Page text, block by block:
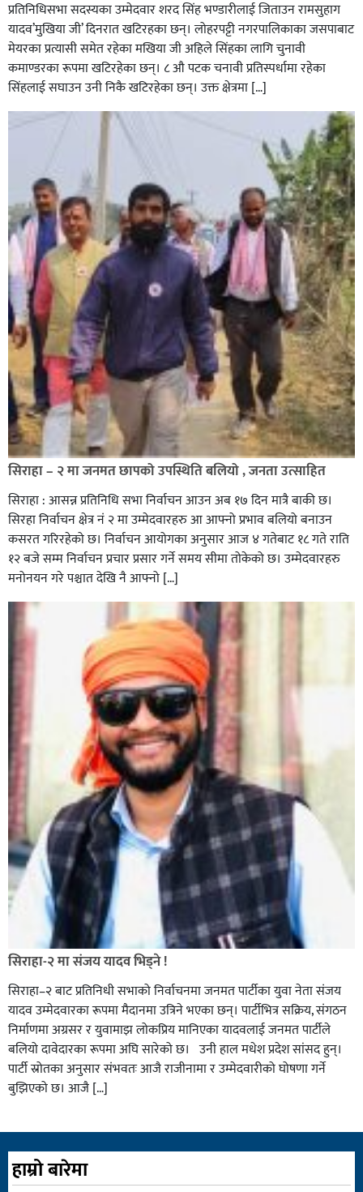
सिराहाको औरहीमा जेन-जी भेला सम्पन्न
प्रतिनिधिसभा सदस्यका उम्मेदवार शरद सिंह भण्डारीलाई जिताउन रामसुहाग
यादव’मुखिया जी’ दिनरात खटिरहका छन्। लोहरपट्टी नगरपालिकाका जसपाबाट
मेयरका प्रत्यासी समेत रहेका मखिया जी अहिले सिंहका लागि चुनावी
कमाण्डरका रूपमा खटिरहेका छन्। ८ औ पटक चनावी प्रतिस्पर्धामा रहेका
सिंहलाई सघाउन उनी निकै खटिरहेका छन्। उक्त क्षेत्रमा […]
सिराहा – २ मा जनमत छापको उपस्थिति बलियो , जनता उत्साहित
सिराहा : आसन्न प्रतिनिधि सभा निर्वाचन आउन अब १७ दिन मात्रै बाकी छ।
सिरहा निर्वाचन क्षेत्र नं २ मा उम्मेदवारहरु आ आफ्नो प्रभाव बलियो बनाउन
कसरत गरिरहेको छ। निर्वाचन आयोगका अनुसार आज ४ गतेबाट १८ गते राति
१२ बजे सम्म निर्वाचन प्रचार प्रसार गर्ने समय सीमा तोकेको छ। उम्मेदवारहरु
मनोनयन गरे पश्चात देखि नै आफ्नो […]
सिराहा-२ मा संजय यादव भिड्ने !
सिराहा–२ बाट प्रतिनिधी सभाको निर्वाचनमा जनमत पार्टीका युवा नेता संजय
यादव उम्मेदवारका रूपमा मैदानमा उत्रिने भएका छन्। पार्टीभित्र सक्रिय, संगठन
निर्माणमा अग्रसर र युवामाझ लोकप्रिय मानिएका यादवलाई जनमत पार्टीले
बलियो दावेदारका रूपमा अघि सारेको छ। उनी हाल मधेश प्रदेश सांसद हुन्।
पार्टी स्रोतका अनुसार संभवतः आजै राजीनामा र उम्मेदवारीको घोषणा गर्ने
बुझिएको छ। आजै […]
हाम्रो बारेमा